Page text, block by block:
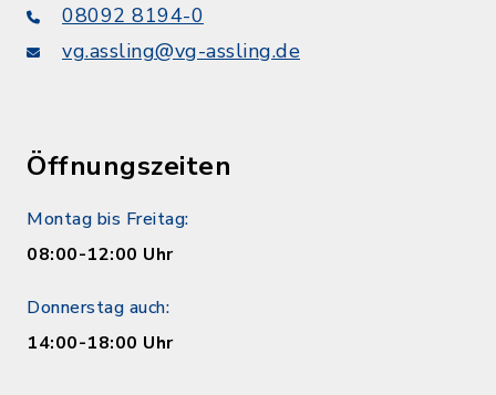
08092 8194-0
vg.assling@vg-assling.de
Öffnungszeiten
Montag bis Freitag:
08:00-12:00 Uhr
Donnerstag auch:
14:00-18:00 Uhr